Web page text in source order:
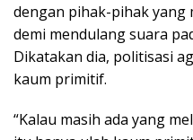
dengan pihak-pihak
demi mendulang suara
Dikatakan dia, politisasi
kaum primitif.
“Kalau masih ada yang